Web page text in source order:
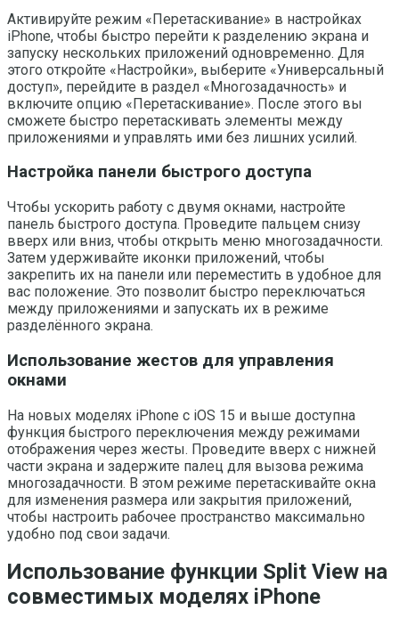
Активируйте режим «Перетаскивание» в настройках
iPhone, чтобы быстро перейти к разделению экрана и
запуску нескольких приложений одновременно. Для
этого откройте «Настройки», выберите «Универсальный
доступ», перейдите в раздел «Многозадачность» и
включите опцию «Перетаскивание». После этого вы
сможете быстро перетаскивать элементы между
приложениями и управлять ими без лишних усилий.
Настройка панели быстрого доступа
Чтобы ускорить работу с двумя окнами, настройте
панель быстрого доступа. Проведите пальцем снизу
вверх или вниз, чтобы открыть меню многозадачности.
Затем удерживайте иконки приложений, чтобы
закрепить их на панели или переместить в удобное для
вас положение. Это позволит быстро переключаться
между приложениями и запускать их в режиме
разделённого экрана.
Использование жестов для управления
окнами
На новых моделях iPhone с iOS 15 и выше доступна
функция быстрого переключения между режимами
отображения через жесты. Проведите вверх с нижней
части экрана и задержите палец для вызова режима
многозадачности. В этом режиме перетаскивайте окна
для изменения размера или закрытия приложений,
чтобы настроить рабочее пространство максимально
удобно под свои задачи.
Использование функции Split View на
совместимых моделях iPhone